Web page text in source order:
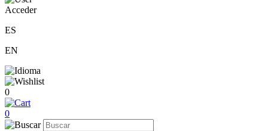
Acceder
ES
EN
0
0